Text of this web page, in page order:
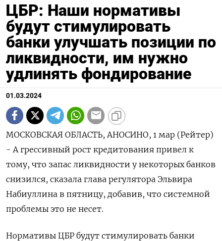
ЦБР: Наши нормативы
будут стимулировать
банки улучшать позиции по
ликвидности, им нужно
удлинять фондирование
01.03.2024
МОСКОВСКАЯ ОБЛАСТЬ, АНОСИНО, 1 мар (Рейтер)
- А грессивный рост кредитования привел к
тому, что запас ликвидности у некоторых банков
снизился, сказала глава регулятора Эльвира
Набиуллина в пятницу, добавив, что системной
проблемы это не несет.
Нормативы ЦБР будут стимулировать банки